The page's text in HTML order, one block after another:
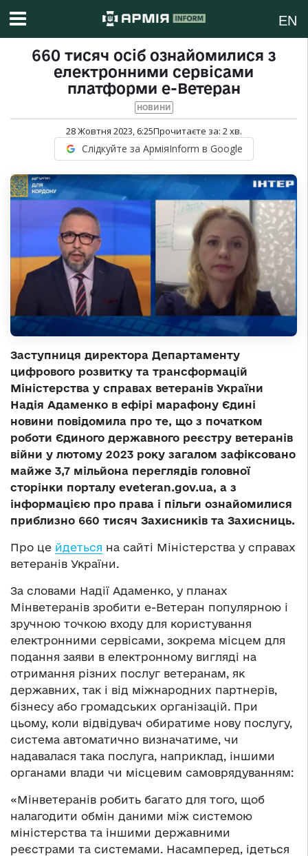
EN
660 тисяч осіб ознайомилися з
електронними сервісами
платформи е-Ветеран
НОВИНИ
28 Жовтня 2023, 6:25Прочитаєте за: 2хв.
Слідкуйте за АрміяInform в Google
Заступниця директора Департаменту
цифрового розвитку та трансформацій
Міністерства у справах ветеранів України
Надія Адаменко в ефірі марафону Єдині
новини повідомила про те, що з початком
роботи Єдиного державного реєстру ветеранів
війни у лютому 2023 року загалом зафіксовано
майже 3,7 мільйона переглядів головної
сторінки порталу eveteran.gov.ua, а з
інформацією про права і пільги ознайомилися
приблизно 660 тисяч Захисників та Захисниць.
Про це йдеться на сайті Міністерства у справах
ветеранів України.
За словами Надії Адаменко, у планах
Мінветеранів зробити е-Ветеран популярною і
зручною точкою входу для користування
електронними сервісами, зокрема місцем для
подання заяви в електронному вигляді на
отримання різних послуг ветеранам, як
державних, так і від міжнародних партнерів,
бізнесу або громадських організацій. При
цьому, коли відвідувач обиратиме нову послугу,
система автоматично визначатиме, чи
надавалася така послуга, наприклад, іншими
органами влади чи місцевим самоврядуванням:
«Мінветеранів робить багато для того, щоб
налагодити обмін даними між системою
міністерства та іншими державними
реєстрами та системами. Насамперед, ідеться